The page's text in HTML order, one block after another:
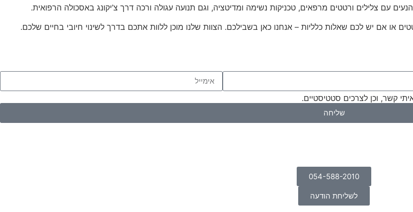
עם צלילים ורטטים מרפאים, טכניקות נשימה ומדיטציה, וגם תנועה עגולה ורכה דרך צ’יקונג באסכולה הרפואית.
או אם יש לכם שאלות כלליות – אנחנו כאן בשבילכם. הצוות שלנו מוכן ללוות אתכם בדרך לשינוי חיובי בחיים שלכם.
קשר, וכן לצרכים סטטיסטיים.
שליחה
054-588-2010
לשליחת הודעה